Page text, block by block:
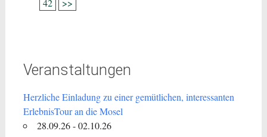
42
>>
Veranstaltungen
Herzliche Einladung zu einer gemütlichen, interessanten
ErlebnisTour an die Mosel
28.09.26 - 02.10.26